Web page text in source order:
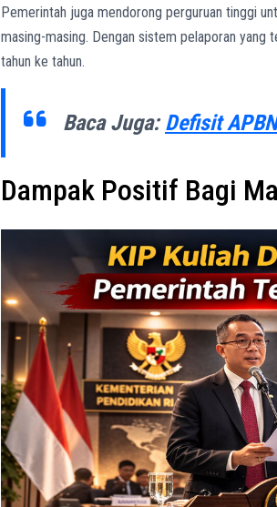
Pemerintah juga mendorong perguruan tinggi
masing-masing. Dengan sistem pelaporan
tahun ke tahun.
Baca Juga:Defisit
Dampak Positif Bagi